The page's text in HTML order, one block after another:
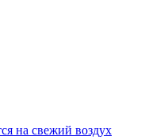
на свежий воздух